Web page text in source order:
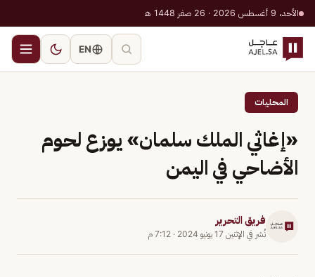
الأحد، 9 أغسطس 2026 · 26 صفر 1448 هـ
EN
المحليات
«إغاثي الملك سلمان» يوزع لحوم
الأضاحي في اليمن
فريق التحرير
نُشر في الإثنين 17 يونيو 2024 · 7:12 م